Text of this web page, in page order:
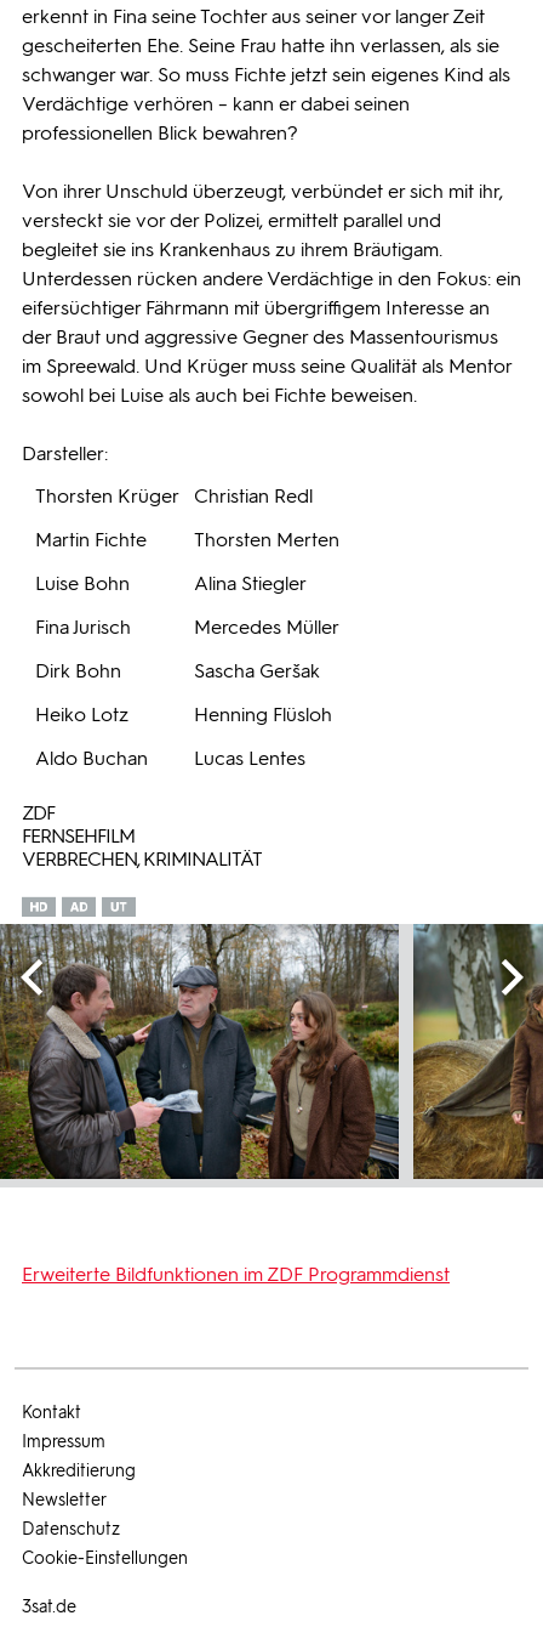
erkennt in Fina seine Tochter aus seiner vor langer Zeit
gescheiterten Ehe. Seine Frau hatte ihn verlassen, als sie
schwanger war. So muss Fichte jetzt sein eigenes Kind als
Verdächtige verhören – kann er dabei seinen
professionellen Blick bewahren?
Von ihrer Unschuld überzeugt, verbündet er sich mit ihr,
versteckt sie vor der Polizei, ermittelt parallel und
begleitet sie ins Krankenhaus zu ihrem Bräutigam.
Unterdessen rücken andere Verdächtige in den Fokus: ein
eifersüchtiger Fährmann mit übergriffigem Interesse an
der Braut und aggressive Gegner des Massentourismus
im Spreewald. Und Krüger muss seine Qualität als Mentor
sowohl bei Luise als auch bei Fichte beweisen.
Darsteller:
Thorsten Krüger
Christian Redl
Martin Fichte
Thorsten Merten
Luise Bohn
Alina Stiegler
Fina Jurisch
Mercedes Müller
Dirk Bohn
Sascha Geršak
Heiko Lotz
Henning Flüsloh
Aldo Buchan
Lucas Lentes
ZDF
FERNSEHFILM
VERBRECHEN, KRIMINALITÄT
Erweiterte Bildfunktionen im ZDF Programmdienst
3sat.de
Kontakt
Impressum
Akkreditierung
Newsletter
Datenschutz
Cookie-Einstellungen